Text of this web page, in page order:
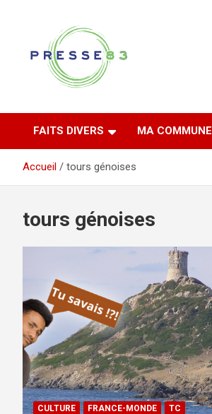
Presse 83
FAITS DIVERS MA COMMUNE
Accueil tours génoises
tours génoises
CULTURE FRANCE-MONDE TC